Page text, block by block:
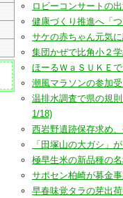
ロビーコンサートの
健康づくり推進へ「
サケの赤ちゃん元気
集団かぜで比角小２
ほーるＷａＳＵＫＥ
潮風マラソンの参加
温排水調査で県の規
1/18)
西岩野遺跡保存求め
「田塚山の大ガシ」
極早生米の新品種の
サポセン柏崎が募金
早春味覚タラの芽出